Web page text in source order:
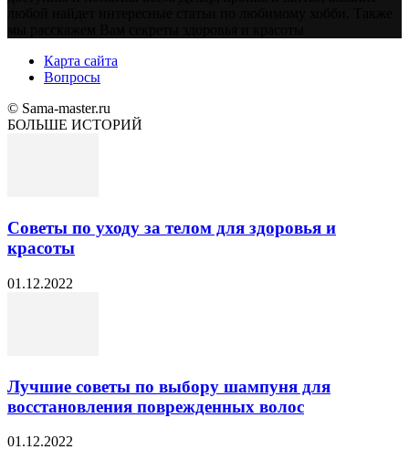
Карта сайта
Вопросы
© Sama-master.ru
БОЛЬШЕ ИСТОРИЙ
Советы по уходу за телом для здоровья и
красоты
01.12.2022
Лучшие советы по выбору шампуня для
восстановления поврежденных волос
01.12.2022